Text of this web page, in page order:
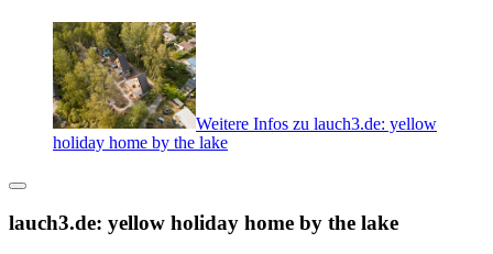
Weitere Infos zu lauch3.de: yellow
holiday home by the lake
lauch3.de: yellow holiday home by the lake